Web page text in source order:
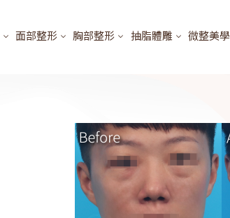
面部整形 胸部整形 抽脂體雕 微整美學